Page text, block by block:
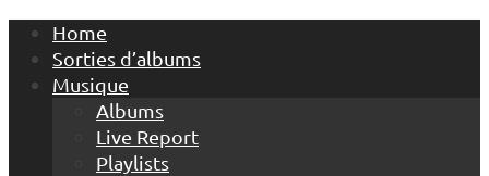
Home
Sorties d’albums
Musique
Albums
Live Report
Playlists